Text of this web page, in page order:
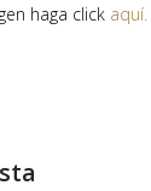
haga click aquí.